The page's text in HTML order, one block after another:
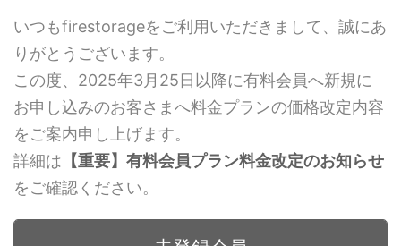
いつもfirestorageをご利用いただきまして、誠にあ
りがとうございます。
この度、2025年3月25日以降に有料会員へ新規に
お申し込みのお客さまへ料金プランの価格改定内容
をご案内申し上げます。
詳細は 【重要】有料会員プラン料金改定のお知らせ
をご確認ください。